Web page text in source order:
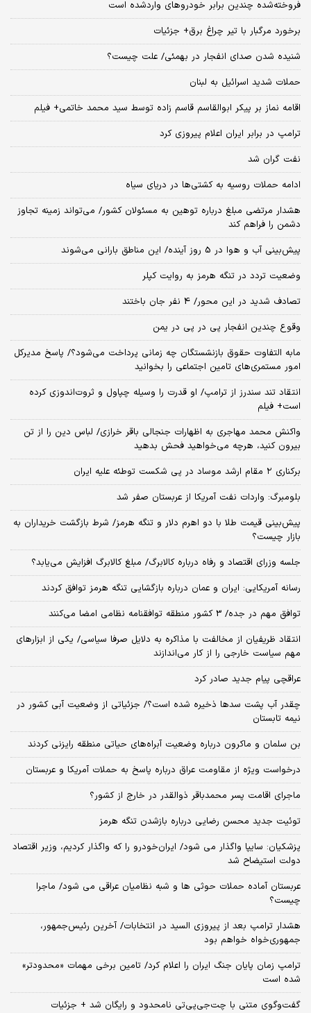
فروخته‌شده چندین برابر خودروهای واردشده است
برخورد مرگبار با تیر چراغ برق+ جزئیات
شنیده شدن صدای انفجار در بهمئی/ علت چیست؟
حملات شدید اسرائیل به لبنان
اقامه نماز بر پیکر ابوالقاسم قاسم زاده توسط سید محمد خاتمی+ فیلم
ترامپ در برابر ایران اعلام پیروزی کرد
نفت گران شد
ادامه حملات روسیه به کشتی‌ها در دریای سیاه
هشدار مرتضی مبلغ درباره توهین به مسئولان کشور/ می‌تواند زمینه تجاوز
دشمن را فراهم کند
پیش‌بینی آب و هوا در 5 روز آینده/ این مناطق بارانی می‌شوند
وضعیت تردد در تنگه هرمز به روایت کپلر
تصادف شدید در این محور/ 4 نفر جان باختند
وقوع چندین انفجار پی در پی در یمن
مابه التفاوت حقوق بازنشستگان چه زمانی پرداخت می‌شود؟/ پاسخ مدیرکل
امور مستمری‌های تامین اجتماعی را بخوانید
انتقاد تند سندرز از ترامپ/ او قدرت را وسیله چپاول و ثروت‌اندوزی کرده
است+ فیلم
واکنش محمد مهاجری به اظهارات جنجالی باقر خرازی/ لباس دین را از تن
بیرون کنید، هرچه می‌خواهید فحش بدهید
برکناری ۲ مقام‌ ارشد موساد در پی شکست توطئه علیه ایران
بلومبرگ: واردات نفت آمریکا از عربستان صفر شد
پیش‌بینی قیمت طلا با دو اهرم دلار و تنگه هرمز/ شرط بازگشت خریداران به
بازار چیست؟
جلسه وزرای اقتصاد و رفاه درباره کالابرگ/ مبلغ کالابرگ افزایش می‌یابد؟
رسانه آمریکایی: ایران و عمان درباره بازگشایی تنگه هرمز توافق کردند
توافق مهم در جده/ 3 کشور منطقه توافقنامه نظامی امضا می‌کنند
انتقاد ظریفیان از مخالفت با مذاکره به دلایل صرفا سیاسی/ یکی از ابزارهای
مهم سیاست خارجی را از کار می‌اندازند
عراقچی پیام جدید صادر کرد
چقدر آب پشت سدها ذخیره شده است؟/ جزئیاتی از وضعیت آبی کشور در
نیمه تابستان
بن سلمان و ماکرون درباره وضعیت آبراه‌های حیاتی منطقه رایزنی کردند
درخواست ویژه از مقاومت عراق درباره پاسخ به حملات آمریکا و عربستان
ماجرای اقامت پسر محمدباقر ذوالقدر در خارج از کشور؟
توئیت جدید محسن رضایی درباره بازشدن تنگه هرمز
پزشکیان: سایپا واگذار می شود/ ایران‌خودرو را که واگذار کردیم، وزیر اقتصاد
دولت استیضاح شد
عربستان آماده حملات حوثی ها و شبه نظامیان عراقی می شود/ ماجرا
چیست؟
هشدار ترامپ بعد از پیروزی السید در انتخابات/ آخرین رئیس‌جمهور،
جمهوری‌خواه خواهم بود
ترامپ زمان پایان جنگ ایران را اعلام کرد/ تامین برخی مهمات «محدودتر»
شده است
گفت‌وگوی متنی با چت‌جی‌پی‌تی نامحدود و رایگان شد + جزئیات